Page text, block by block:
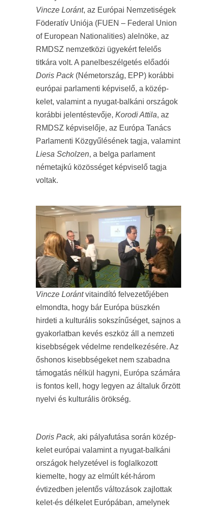
Vincze Loránt, az Európai Nemzetiségek
Föderatív Uniója (FUEN – Federal Union
of European Nationalities) alelnöke, az
RMDSZ nemzetközi ügyekért felelős
titkára volt. A panelbeszélgetés előadói
Doris Pack(Németország, EPP) korábbi
európai parlamenti képviselő, a közép-
kelet, valamint a nyugat-balkáni országok
korábbi jelentéstevője, Korodi Attila, az
RMDSZ képviselője, az Európa Tanács
Parlamenti Közgyűlésének tagja, valamint
Liesa Scholzen, a belga parlament
németajkú közösséget képviselő tagja
voltak.
Vincze Lorántvitaindító felvezetőjében
elmondta, hogy bár Európa büszkén
hirdeti a kulturális sokszínűséget, sajnos a
gyakorlatban kevés eszköz áll a nemzeti
kisebbségek védelme rendelkezésére. Az
őshonos kisebbségeket nem szabadna
támogatás nélkül hagyni, Európa számára
is fontos kell, hogy legyen az általuk őrzött
nyelvi és kulturális örökség.
Doris Pack, aki pályafutása során közép-
kelet európai valamint a nyugat-balkáni
országok helyzetével is foglalkozott
kiemelte, hogy az elmúlt két-három
évtizedben jelentős változások zajlottak
kelet-és délkelet Európában, amelynek